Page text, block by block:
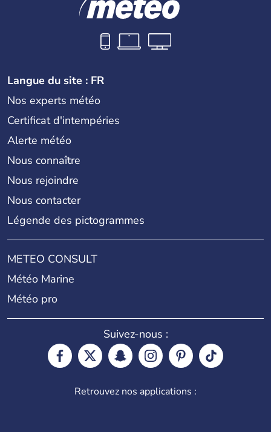
Langue du site : FR
Nos experts météo
Certificat d'intempéries
Alerte météo
Nous connaître
Nous rejoindre
Nous contacter
Légende des pictogrammes
METEO CONSULT
Météo Marine
Météo pro
Suivez-nous :
Retrouvez nos applications :